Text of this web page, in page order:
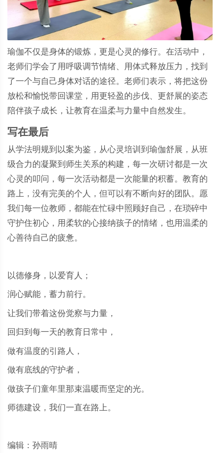
瑜伽不仅是身体的锻炼，更是心灵的修行。在活动中，
老师们学会了用呼吸调节情绪、用体式释放压力，找到
了一个与自己身体对话的途径。老师们表示，将把这份
放松和愉悦带回课堂，用更轻盈的步伐、更舒展的姿态
陪伴孩子成长，让教育在温柔与力量中自然发生。
写在最后
从学法明规到以案为鉴，从心灵培训到瑜伽舒展，从班
级合力的凝聚到师生关系的构建，每一次研讨都是一次
心灵的叩问，每一次活动都是一次能量的积蓄。教育的
路上，没有完美的个人，但可以有不断向好的团队。愿
我们每一位教师，都能在忙碌中照顾好自己，在琐碎中
守护住初心，用柔软的心接纳孩子的情绪，也用温柔的
心善待自己的疲惫。
以德修身，以爱育人；
润心赋能，蓄力前行。
让我们带着这份觉察与力量，
回归到每一天的教育日常中，
做有温度的引路人，
做有底线的守护者，
做孩子们童年里那束温暖而坚定的光。
师德建设，我们一直在路上。
编辑：孙雨晴